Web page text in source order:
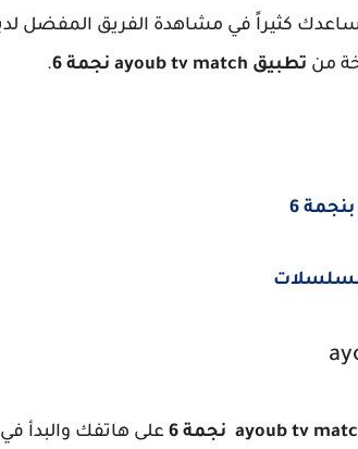
كثيراً في مشاهدة الفريق المفضل
من تطبيق ayoub tv match نجمة 6 .
6
على هاتفك والبدأ